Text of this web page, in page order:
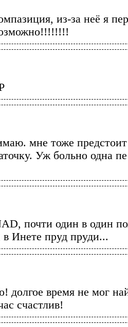
из-за неё я
мне тоже предстоит
Уж больно одна
почти один в один
Инете пруд пруди...
долгое время не мог
счастлив!